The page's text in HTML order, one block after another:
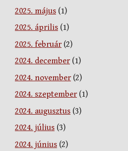
2025. május (1)
2025. április (1)
2025. február(2)
2024. december(1)
2024. november(2)
2024. szeptember(1)
2024. augusztus (3)
2024. július (3)
2024. június (2)